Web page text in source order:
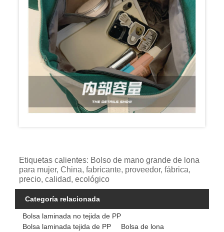
Etiquetas calientes: Bolso de mano grande de lona
para mujer, China, fabricante, proveedor, fábrica,
precio, calidad, ecológico
Categoría relacionada
Bolsa laminada no tejida de PP
Bolsa laminada tejida de PP
Bolsa de lona